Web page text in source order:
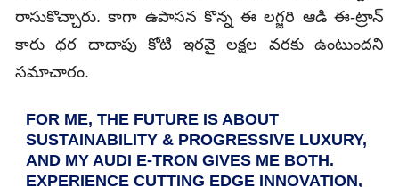
రాసుకొచ్చారు. కాగా ఉపాసన కొన్న ఈ లగ్జరి ఆడి ఈ-ట్రాన్‌
కారు ధర దాదాపు కోటి ఇరవై లక్షల వరకు ఉంటుందని
సమాచారం.
FOR ME, THE FUTURE IS ABOUT
SUSTAINABILITY & PROGRESSIVE LUXURY,
AND MY AUDI E-TRON GIVES ME BOTH.
EXPERIENCE CUTTING EDGE INNOVATION,